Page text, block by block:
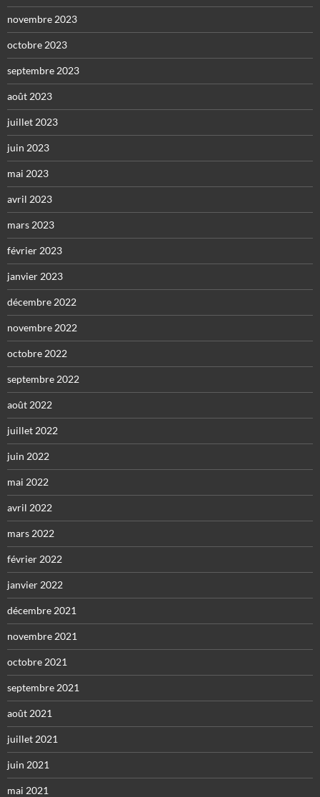
novembre 2023
octobre 2023
septembre 2023
août 2023
juillet 2023
juin 2023
mai 2023
avril 2023
mars 2023
février 2023
janvier 2023
décembre 2022
novembre 2022
octobre 2022
septembre 2022
août 2022
juillet 2022
juin 2022
mai 2022
avril 2022
mars 2022
février 2022
janvier 2022
décembre 2021
novembre 2021
octobre 2021
septembre 2021
août 2021
juillet 2021
juin 2021
mai 2021